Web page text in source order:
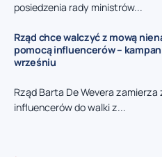
posiedzenia rady ministrów...
Rząd chce walczyć z mową
pomocą influencerów –
wrześniu
Rząd Barta De Wevera
influencerów do walki z...